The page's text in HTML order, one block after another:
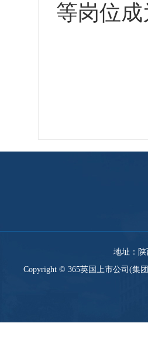
等岗位
地址：陕
Copyright © 365英国上市公司(集